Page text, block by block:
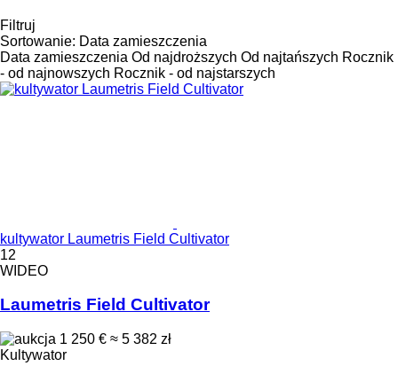
Filtruj
Sortowanie: Data zamieszczenia
Data zamieszczenia Od najdroższych Od najtańszych Rocznik
- od najnowszych Rocznik - od najstarszych
kultywator Laumetris Field Cultivator
12
WIDEO
Laumetris Field Cultivator
1 250 € ≈ 5 382 zł
Kultywator